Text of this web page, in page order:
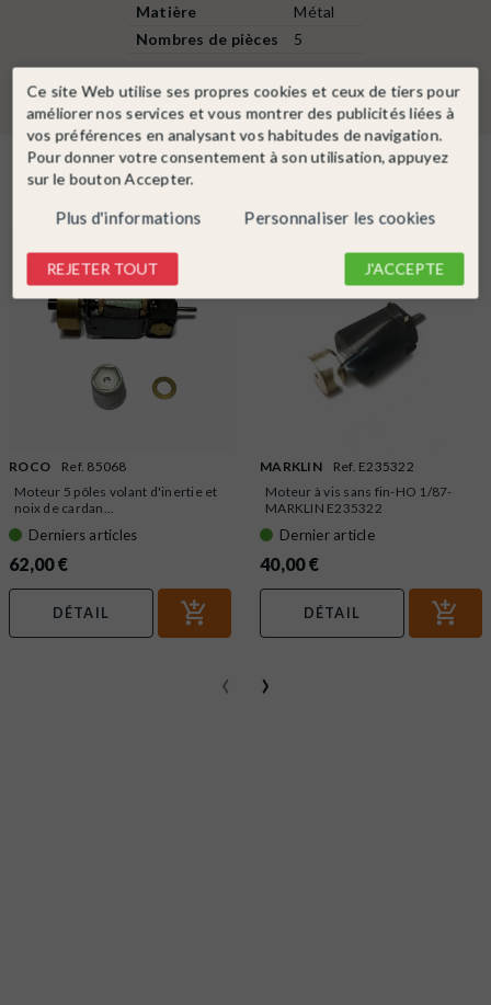
Matière
Métal
Nombres de pièces
5
Dans la même catégorie
ROCO
Ref. 85068
Moteur 5 pôles volant d'inertie et
noix de cardan...
Derniers articles
62,00 €
DÉTAIL
MARKLIN
Ref. E235322
Moteur à vis sans fin-HO 1/87-
MARKLIN E235322
Dernier article
40,00 €
DÉTAIL
‹ ›
Ce site Web utilise ses propres cookies et ceux de tiers pour
améliorer nos services et vous montrer des publicités liées à
vos préférences en analysant vos habitudes de navigation.
Pour donner votre consentement à son utilisation, appuyez
sur le bouton Accepter.
Plus d'informations Personnaliser les cookies
REJETER TOUT J'ACCEPTE